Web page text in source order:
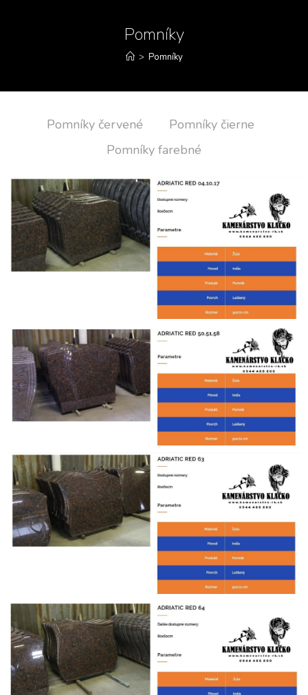
Pomníky
> Pomníky
Pomníky červené
Pomníky čierne
Pomníky farebné